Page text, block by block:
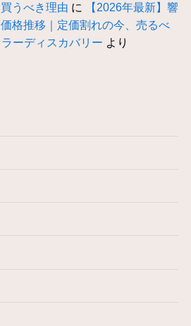
うべき理由 に
【2026年最新】響
格推移｜定価割れの今、売るべ
ーディスカバリー より